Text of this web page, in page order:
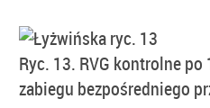
Ryc. 13. RVG kontrolne
zabiegu bezpośredniego